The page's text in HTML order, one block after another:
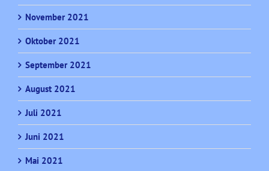
November 2021
Oktober 2021
September 2021
August 2021
Juli 2021
Juni 2021
Mai 2021